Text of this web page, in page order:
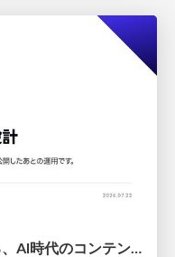
20260722_microCMSで考える、AI時代のコンテンツ運用設計